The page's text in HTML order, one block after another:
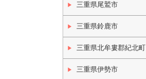
三重県尾鷲市
三重県鈴鹿市
三重県北牟婁郡紀北町
三重県伊勢市